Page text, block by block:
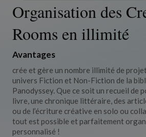
Organisation des
Rooms en illimité
Avantages
crée et gère un nombre illimité de
univers Fiction et Non-Fiction de la
Panodyssey. Que ce soit un recueil de
livre, une chronique littéraire, des
ou de l’écriture créative en solo ou
tout est possible et parfaitement
personnalisé !